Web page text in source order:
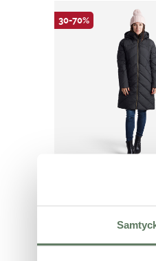
30-70%
Smidig lång
Det
749.00kr
Det